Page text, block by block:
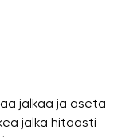
jalkaa ja aseta
jalka hitaasti